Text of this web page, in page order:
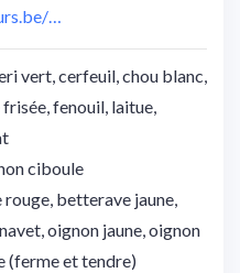
…
vert, cerfeuil, chou blanc,
fenouil, laitue,
ciboule
betterave jaune,
oignon jaune, oignon
(ferme et tendre)